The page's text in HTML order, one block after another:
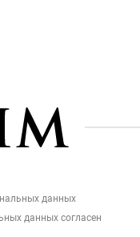
данных
данных согласен